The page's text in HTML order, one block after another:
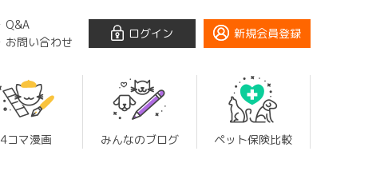
Q&A
お問い合わせ
ログイン 新規会員登録
4コマ漫画 みんなのブログ ペット保険比較